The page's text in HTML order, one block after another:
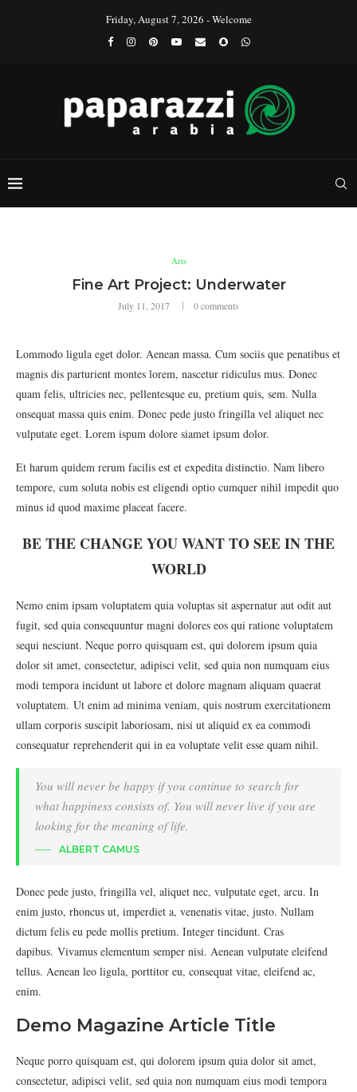
Friday, August 7, 2026 - Welcome
Arts
Fine Art Project: Underwater
July 11, 2017 0 comments
Lommodo ligula eget dolor. Aenean massa. Cum sociis que penatibus et
magnis dis parturient montes lorem, nascetur ridiculus mus. Donec
quam felis, ultricies nec, pellentesque eu, pretium quis, sem. Nulla
onsequat massa quis enim. Donec pede justo fringilla vel aliquet nec
vulputate eget. Lorem ispum dolore siamet ipsum dolor.
Et harum quidem rerum facilis est et expedita distinctio. Nam libero
tempore, cum soluta nobis est eligendi optio cumquer nihil impedit quo
minus id quod maxime placeat facere.
BE THE CHANGE YOU WANT TO SEE IN THE
WORLD
Nemo enim ipsam voluptatem quia voluptas sit aspernatur aut odit aut
fugit, sed quia consequuntur magni dolores eos qui ratione voluptatem
sequi nesciunt. Neque porro quisquam est, qui dolorem ipsum quia
dolor sit amet, consectetur, adipisci velit, sed quia non numquam eius
modi tempora incidunt ut labore et dolore magnam aliquam quaerat
voluptatem. Ut enim ad minima veniam, quis nostrum exercitationem
ullam corporis suscipit laboriosam, nisi ut aliquid ex ea commodi
consequatur reprehenderit qui in ea voluptate velit esse quam nihil.
You will never be happy if you continue to search for
what happiness consists of. You will never live if you are
looking for the meaning of life.
ALBERT CAMUS
Donec pede justo, fringilla vel, aliquet nec, vulputate eget, arcu. In
enim justo, rhoncus ut, imperdiet a, venenatis vitae, justo. Nullam
dictum felis eu pede mollis pretium. Integer tincidunt. Cras
dapibus. Vivamus elementum semper nisi. Aenean vulputate eleifend
tellus. Aenean leo ligula, porttitor eu, consequat vitae, eleifend ac,
enim.
Demo Magazine Article Title
Neque porro quisquam est, qui dolorem ipsum quia dolor sit amet,
consectetur, adipisci velit, sed quia non numquam eius modi tempora